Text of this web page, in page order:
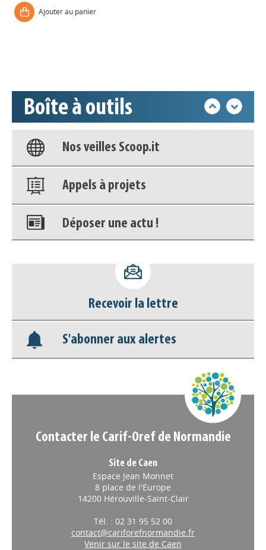
Ajouter au panier
Boîte à outils
Base documentaire
Nos veilles Scoop.it
Appels à projets
Déposer une actu !
déconnecter)
Base documentaire
Nos veilles Scoop.it
Recevoir la lettre
S'abonner aux alertes
Contacter le Carif-Oref de Normandie
Site de Caen
Espace Jean Monnet
8 place de l'Europe
14200 Hérouville-Saint-Clair
Tél. : 02 31 95 52 00
contact@cariforefnormandie.fr
Venir sur le site de Caen